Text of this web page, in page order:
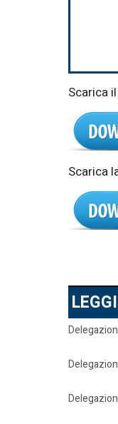
Scarica
Scarica